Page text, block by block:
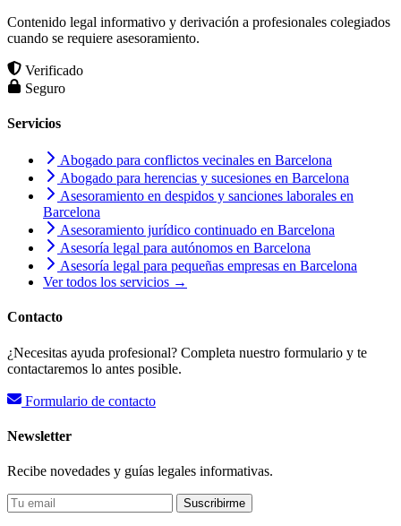
Contenido legal informativo y derivación a profesionales colegiados
cuando se requiere asesoramiento.
Verificado
Seguro
Servicios
Abogado para conflictos vecinales en Barcelona
Abogado para herencias y sucesiones en Barcelona
Asesoramiento en despidos y sanciones laborales en
Barcelona
Asesoramiento jurídico continuado en Barcelona
Asesoría legal para autónomos en Barcelona
Asesoría legal para pequeñas empresas en Barcelona
Ver todos los servicios →
Contacto
¿Necesitas ayuda profesional? Completa nuestro formulario y te
contactaremos lo antes posible.
Formulario de contacto
Newsletter
Recibe novedades y guías legales informativas.
Suscribirme